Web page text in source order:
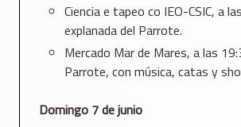
Ciencia e tapeo co IEO-CSIC, a
explanada del Parrote.
Mercado Mar de Mares, a las
Parrote, con música, catas y
Domingo 7 de junio